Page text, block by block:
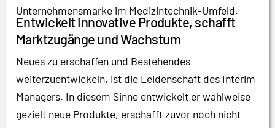
Unternehmensmarke im Medizintechnik-Umfeld.
Entwickelt innovative Produkte, schafft
Marktzugänge und Wachstum
Neues zu erschaffen und Bestehendes
weiterzuentwickeln, ist die Leidenschaft des Interim
Managers. In diesem Sinne entwickelt er wahlweise
gezielt neue Produkte, erschafft zuvor noch nicht